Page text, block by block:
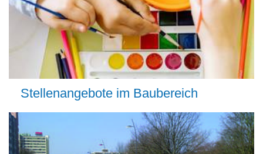
Stellenangebote im Baubereich